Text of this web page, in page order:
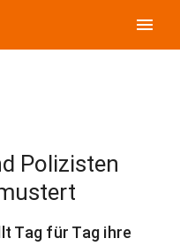
menu
Polizisten
Tag für Tag ihre